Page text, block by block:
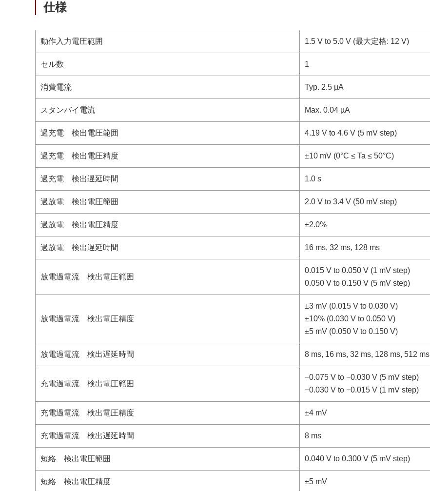
仕様
動作入力電圧範囲 1.5 V to 5.0 V (最大定格: 12 V)
セル数 1
消費電流 Typ. 2.5 µA
スタンバイ電流 Max. 0.04 µA
過充電 検出電圧範囲 4.19 V to 4.6 V (5 mV step)
過充電 検出電圧精度 ±10 mV (0°C ≤ Ta ≤ 50°C)
過充電 検出遅延時間 1.0 s
過放電 検出電圧範囲 2.0 V to 3.4 V (50 mV step)
過放電 検出電圧精度 ±2.0%
過放電 検出遅延時間 16 ms, 32 ms, 128 ms
放電過電流 検出電圧範囲
0.015 V to 0.050 V (1 mV step)
0.050 V to 0.150 V (5 mV step)
放電過電流 検出電圧精度
±3 mV (0.015 V to 0.030 V)
±10% (0.030 V to 0.050 V)
±5 mV (0.050 V to 0.150 V)
放電過電流 検出遅延時間 8 ms, 16 ms, 32 ms, 128 ms, 512 ms
充電過電流 検出電圧範囲
−0.075 V to −0.030 V (5 mV step)
−0.030 V to −0.015 V (1 mV step)
充電過電流 検出電圧精度 ±4 mV
充電過電流 検出遅延時間 8 ms
短絡 検出電圧範囲 0.040 V to 0.300 V (5 mV step)
短絡 検出電圧精度 ±5 mV